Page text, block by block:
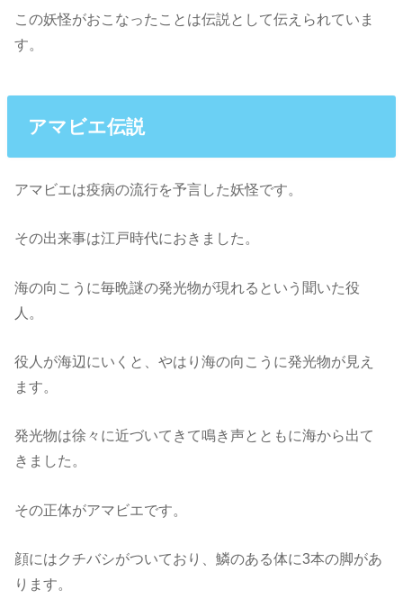
この妖怪がおこなったことは伝説として伝えられていま
す。
アマビエ伝説
アマビエは疫病の流行を予言した妖怪です。
その出来事は江戸時代におきました。
海の向こうに毎晩謎の発光物が現れるという聞いた役
人。
役人が海辺にいくと、やはり海の向こうに発光物が見え
ます。
発光物は徐々に近づいてきて鳴き声とともに海から出て
きました。
その正体がアマビエです。
顔にはクチバシがついており、鱗のある体に3本の脚があ
ります。